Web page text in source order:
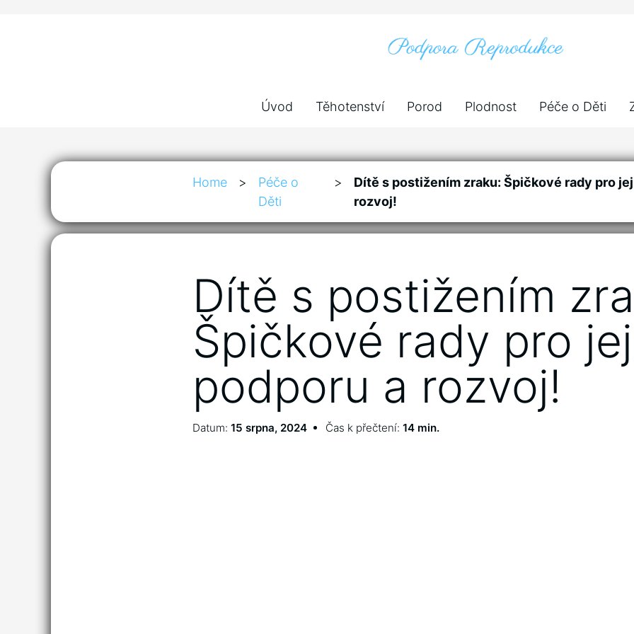
Úvod Těhotenství Porod Plodnost Péče o Děti
Home >
Péče o
Děti
>
Dítě s postižením zraku: Špičkové rady pro
rozvoj!
Dítě s postižením
Špičkové rady pro
podporu a rozvoj!
Datum: 15 srpna, 2024 Čas k přečtení: 14 min.